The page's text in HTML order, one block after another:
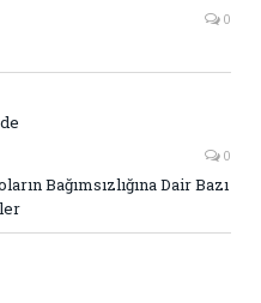
0
0
Bağımsızlığına Dair Bazı